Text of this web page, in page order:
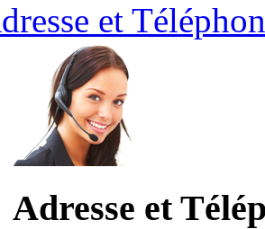
et
Adresse et